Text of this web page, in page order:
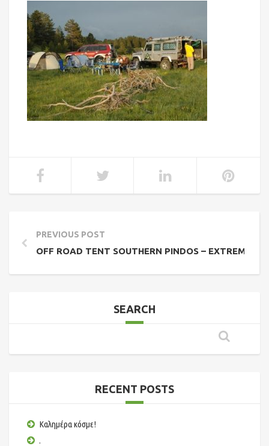
PREVIOUS POST
OFF ROAD TENT SOUTHERN PINDOS – EXTREME
SEARCH
RECENT POSTS
Καλημέρα κόσμε!
.